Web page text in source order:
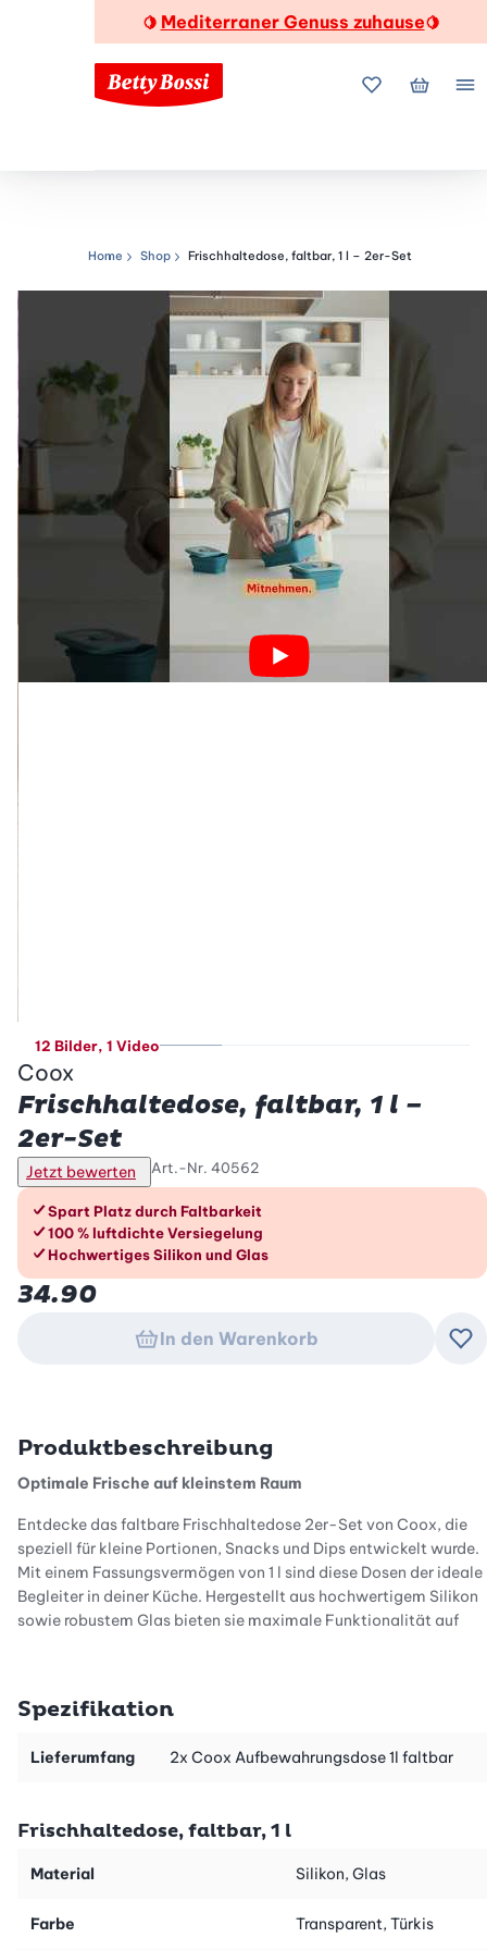
🍋 Mediterraner Genuss zuhause🍋
MeineMein
Navigationspfad
Home Shop Frischhaltedose, faltbar, 1 l – 2er-Set
12 Bilder, 1 Video
Coox
Frischhaltedose, faltbar, 1 l –
2er-Set
Jetzt bewerten Art.-Nr. 40562
Die Vorteile im Überblick
Spart Platz durch Faltbarkeit
100 % luftdichte Versiegelung
Hochwertiges Silikon und Glas
34.90
In den Warenkorb
Produktbeschreibung
Optimale Frische auf kleinstem Raum
Entdecke das faltbare Frischhaltedose 2er-Set von Coox, die
speziell für kleine Portionen, Snacks und Dips entwickelt wurde.
Mit einem Fassungsvermögen von 1 l sind diese Dosen der ideale
Begleiter in deiner Küche. Hergestellt aus hochwertigem Silikon
sowie robustem Glas bieten sie maximale Funktionalität auf
Das kompakte Design eignet sich hervorragend für Meal Prep
oder die Aufbewahrung von Resten. Das robuste Glas sorgt für
zusätzliche Stabilität, während die innovative Faltfunktion dir
nicht nur praktisch, sondern auch ein stilvolles Accessoire für
Spezifikation
Lieferumfang 2x Coox Aufbewahrungsdose 1l faltbar
Frischhaltedose, faltbar, 1 l
Material Silikon, Glas
Farbe Transparent, Türkis